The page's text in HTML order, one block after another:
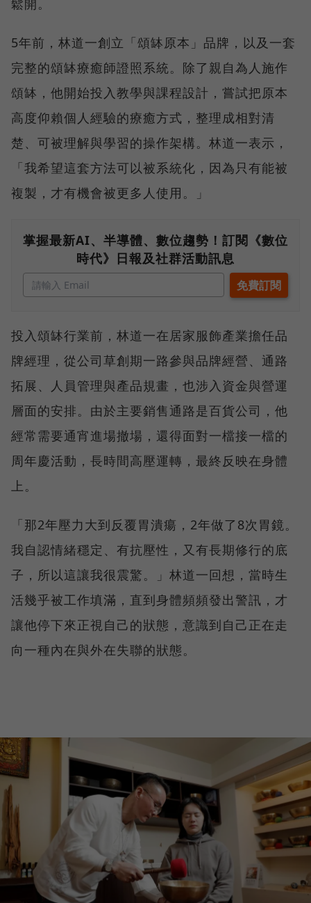
鬆開。
5年前，林道一創立「頌缽原本」品牌，以及一套
完整的頌缽療癒師證照系統。除了親自為人施作
頌缽，他開始投入教學與課程設計，嘗試把原本
高度仰賴個人經驗的療癒方式，整理成相對清
楚、可被理解與學習的操作架構。林道一表示，
「我希望這套方法可以被系統化，因為只有能被
複製，才有機會被更多人使用。」
掌握最新AI、半導體、數位趨勢！訂閱《數位
時代》日報及社群活動訊息
投入頌缽行業前，林道一在居家服飾產業擔任品
牌經理，從公司草創期一路參與品牌經營、通路
拓展、人員管理與產品規畫，也涉入資金與營運
層面的安排。由於主要銷售通路是百貨公司，他
經常需要通宵進場撤場，還得面對一檔接一檔的
周年慶活動，長時間高壓運轉，最終反映在身體
上。
「那2年壓力大到反覆胃潰瘍，2年做了8次胃鏡。
我自認情緒穩定、有抗壓性，又有長期修行的底
子，所以這讓我很震驚。」林道一回想，當時生
活幾乎被工作填滿，直到身體頻頻發出警訊，才
讓他停下來正視自己的狀態，意識到自己正在走
向一種內在與外在失聯的狀態。